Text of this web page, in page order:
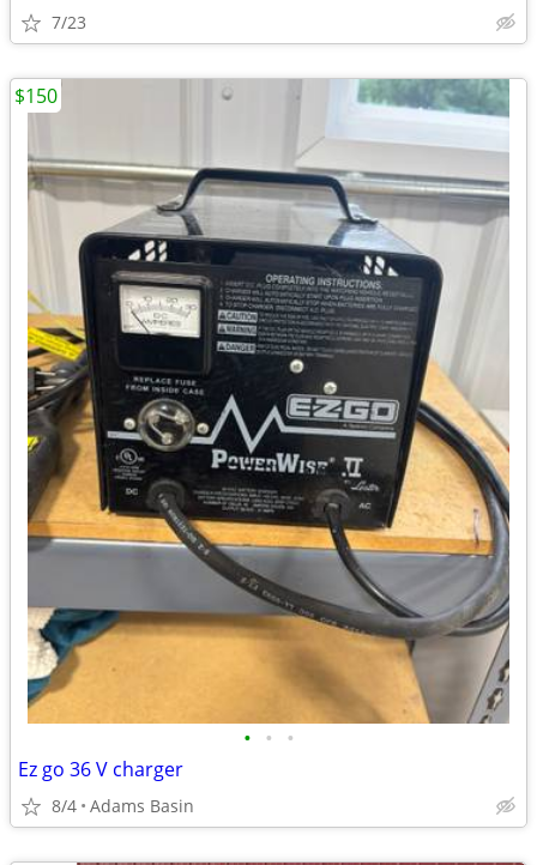
7/23
• • •
Ez go 36 V charger
8/4 Adams Basin
$150